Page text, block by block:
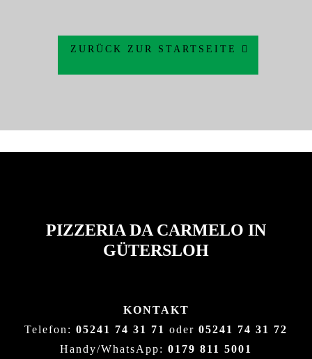
ZURÜCK ZUR STARTSEITE
PIZZERIA DA CARMELO IN
GÜTERSLOH
KONTAKT
Telefon: 05241 74 31 71 oder 05241 74 31 72
Handy/WhatsApp: 0179 811 5001